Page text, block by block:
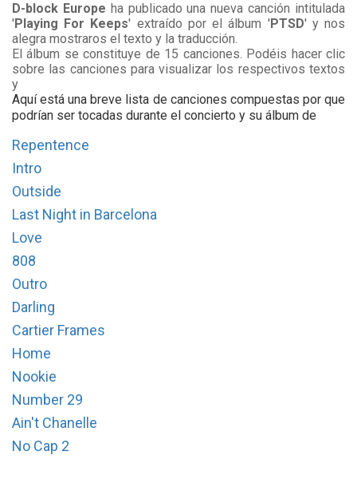
D-block Europe ha publicado una nueva canción intitulada
'Playing For Keeps' extraído por el álbum 'PTSD' y nos
alegra mostraros el texto y la traducción.
El álbum se constituye de 15 canciones. Podéis hacer clic
sobre las canciones para visualizar los respectivos textos
y
Aquí está una breve lista de canciones compuestas por que
podrían ser tocadas durante el concierto y su álbum de
Repentence
Intro
Outside
Last Night in Barcelona
Love
808
Outro
Darling
Cartier Frames
Home
Nookie
Number 29
Ain't Chanelle
No Cap 2